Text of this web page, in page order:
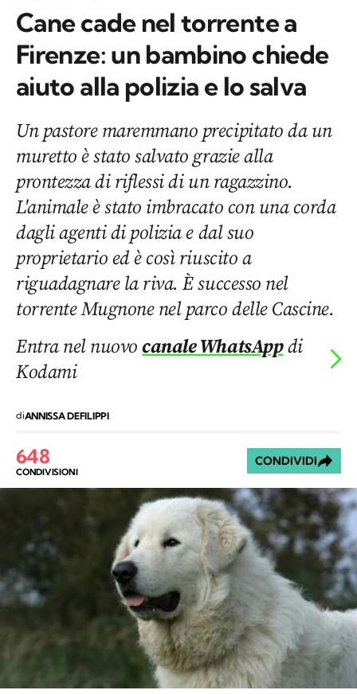
Cane cade nel torrente a
Firenze: un bambino chiede
aiuto alla polizia e lo salva
Un pastore maremmano precipitato da un
muretto è stato salvato grazie alla
prontezza di riflessi di un ragazzino.
L'animale è stato imbracato con una corda
dagli agenti di polizia e dal suo
proprietario ed è così riuscito a
riguadagnare la riva. È successo nel
torrente Mugnone nel parco delle Cascine.
Entra nel nuovocanale WhatsAppdi
Kodami
diANNISSA DEFILIPPI
648
CONDIVISIONI
CONDIVIDI